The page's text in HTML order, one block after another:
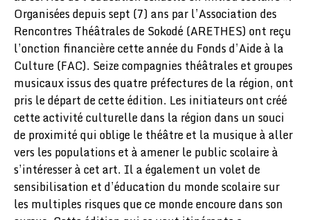
Organisées depuis sept (7) ans par l’Association des
Rencontres Théâtrales de Sokodé (ARETHES) ont reçu
l’onction financière cette année du Fonds d’Aide à la
Culture (FAC). Seize compagnies théâtrales et groupes
musicaux issus des quatre préfectures de la région, ont
pris le départ de cette édition. Les initiateurs ont créé
cette activité culturelle dans la région dans un souci
de proximité qui oblige le théâtre et la musique à aller
vers les populations et à amener le public scolaire à
s’intéresser à cet art. Il a également un volet de
sensibilisation et d’éducation du monde scolaire sur
les multiples risques que ce monde encoure dans son